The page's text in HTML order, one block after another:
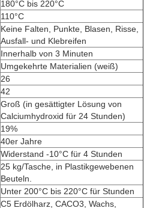
180°C bis 220°C
110°C
Keine Falten, Punkte, Blasen, Risse,
Ausfall- und Klebreifen
Innerhalb von 3 Minuten
Umgekehrte Materialien (weiß)
26
42
Groß (in gesättigter Lösung von
Calciumhydroxid für 24 Stunden)
19%
40er Jahre
Widerstand -10°C für 4 Stunden
25 kg/Tasche, in Plastikgewebenen
Beuteln.
Unter 200°C bis 220°C für Stunden
C5 Erdölharz, CACO3, Wachs,